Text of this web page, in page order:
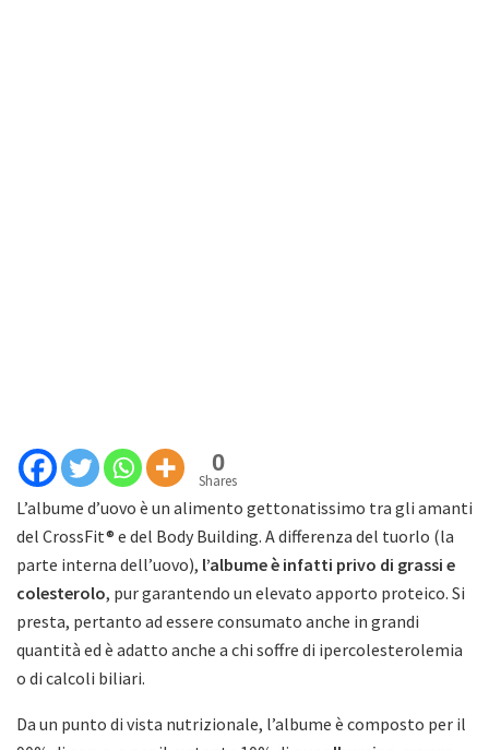
0
Shares
L’albume d’uovo è un alimento gettonatissimo tra gli amanti
del CrossFit® e del Body Building. A differenza del tuorlo (la
parte interna dell’uovo), l’albume è infatti privo di grassi e
colesterolo, pur garantendo un elevato apporto proteico. Si
presta, pertanto ad essere consumato anche in grandi
quantità ed è adatto anche a chi soffre di ipercolesterolemia
o di calcoli biliari.
Da un punto di vista nutrizionale, l’albume è composto per il